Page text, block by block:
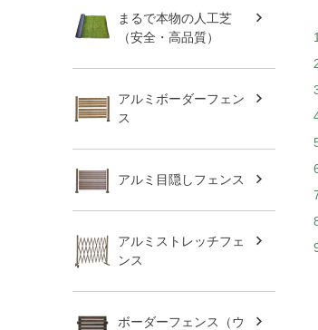
まるで本物の人工芝
（安全・高品質）
アルミボーダーフェン
ス
アルミ目隠しフェンス
アルミストレッチフェ
ンス
ボーダーフェンス（ウ